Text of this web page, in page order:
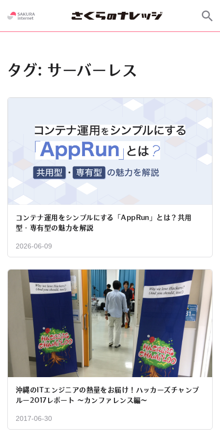
タグ: サーバーレス
コンテナ運用をシンプルにする「AppRun」とは？共用
型・専有型の魅力を解説
2026-06-09
沖縄のITエンジニアの熱量をお届け！ハッカーズチャンプ
ルー2017レポート 〜カンファレンス編〜
2017-06-30